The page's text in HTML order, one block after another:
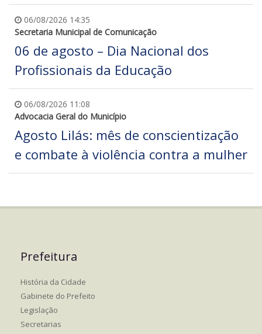
06/08/2026 14:35
Secretaria Municipal de Comunicação
06 de agosto – Dia Nacional dos
Profissionais da Educação
06/08/2026 11:08
Advocacia Geral do Município
Agosto Lilás: mês de conscientização
e combate à violência contra a mulher
Prefeitura
História da Cidade
Gabinete do Prefeito
Legislação
Secretarias